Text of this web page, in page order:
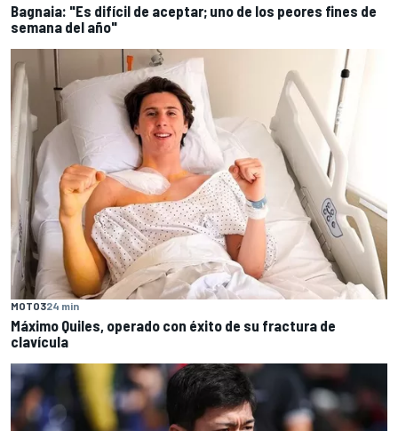
Bagnaia: "Es difícil de aceptar; uno de los peores fines de
semana del año"
MOTO324 min
Máximo Quiles, operado con éxito de su fractura de
clavícula